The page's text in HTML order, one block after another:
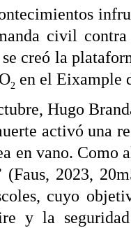
civil
creó la
2 en el Eixample
Hugo
activó una
en vano. Como
(Faus, 2023,
cuyo
y la